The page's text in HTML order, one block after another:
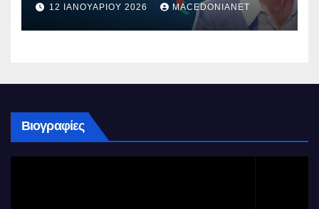
12 ΙΑΝΟΥΑΡΊΟΥ 2026 MACEDONIANET
Βιογραφίες